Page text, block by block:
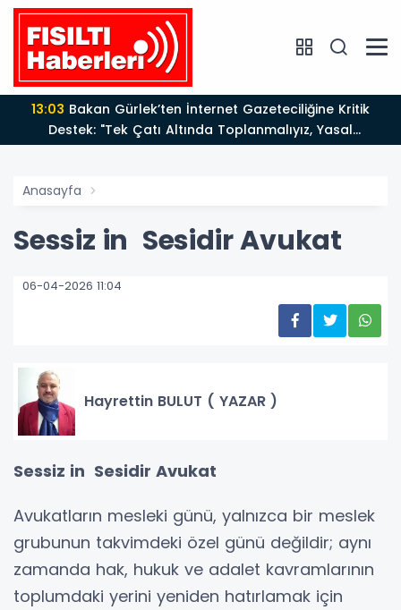
13:03
Destek: "Tek Çatı Altında Toplanmalıyız, Yasal
Düzenlemeye Hazırız"
Anasayfa
Sessiz in Sesidir Avukat
06-04-2026 11:04
Hayrettin BULUT ( YAZAR )
Sessiz in Sesidir Avukat
Avukatların mesleki günü, yalnızca bir meslek
grubunun takvimdeki özel günü değildir; aynı
zamanda hak, hukuk ve adalet kavramlarının
toplumdaki yerini yeniden hatırlamak için